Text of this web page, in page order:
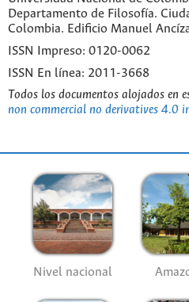
Departamento de Filosofía.
Colombia. Edificio Manuel
ISSN Impreso: 0120-0062
ISSN En línea: 2011-3668
Todos los documentos alojados en
non commercial no derivatives 4.0
Nivel nacional